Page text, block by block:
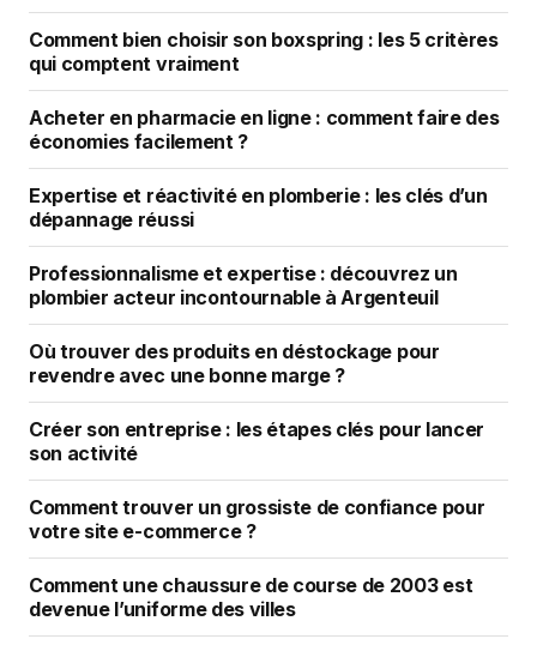
Comment bien choisir son boxspring : les 5 critères
qui comptent vraiment
Acheter en pharmacie en ligne : comment faire des
économies facilement ?
Expertise et réactivité en plomberie : les clés d’un
dépannage réussi
Professionnalisme et expertise : découvrez un
plombier acteur incontournable à Argenteuil
Où trouver des produits en déstockage pour
revendre avec une bonne marge ?
Créer son entreprise : les étapes clés pour lancer
son activité
Comment trouver un grossiste de confiance pour
votre site e-commerce ?
Comment une chaussure de course de 2003 est
devenue l’uniforme des villes